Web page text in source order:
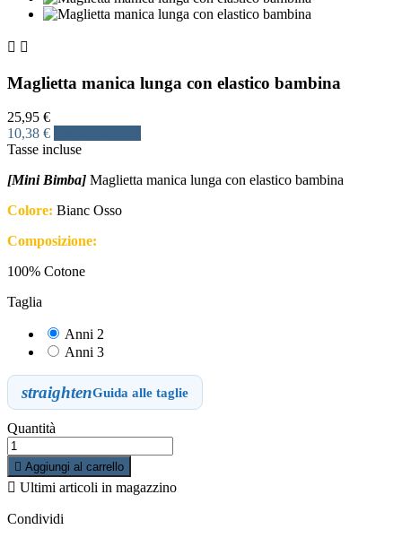
 
Maglietta manica lunga con elastico bambina
25,95 €
10,38 €
Tasse incluse
[Mini Bimba] Maglietta manica lunga con elastico bambina
Colore: Bianc Osso
Composizione:
100% Cotone
Taglia
Anni 2
Anni 3
straightenGuida alle taglie
Quantità
 Aggiungi al carrello
 Ultimi articoli in magazzino
Condividi